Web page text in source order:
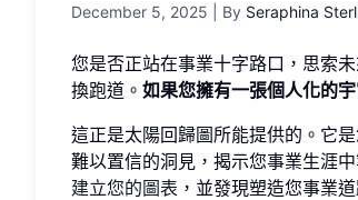
December 5, 2025 | By Seraphina
您是否正站在事業十字路口，思索
換跑道。 如果您擁有一張個人化的
這正是太陽回歸圖所能提供的。它
難以置信的洞見，揭示您事業生涯
建立您的圖表 ，並發現塑造您事業